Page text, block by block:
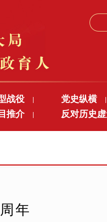
战役 党史纵横
推介 反对历史
年